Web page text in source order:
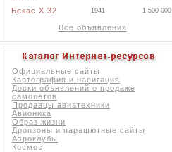
Бекас X 32 1941 1 500 000
Все объявления
Официальные сайты
Картография и навигация
Доски объявлений о продаже
самолетов
Продавцы авиатехники
Авионика
Образ жизни
Дропзоны и парашютные сайты
Аэроклубы
Космос